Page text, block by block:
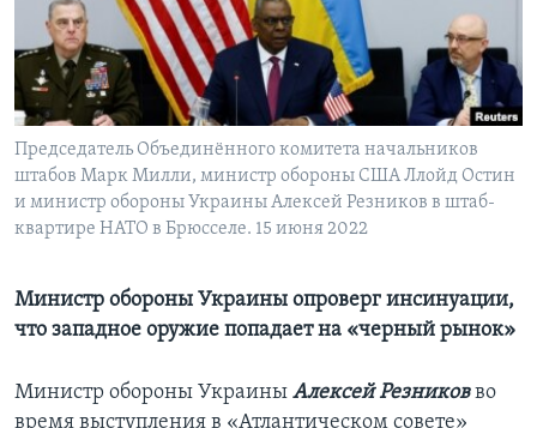
Learning English
СОЦИАЛЬНЫЕ СЕТИ
Языки
Председатель Объединённого комитета начальников
штабов Марк Милли, министр обороны США Ллойд Остин
и министр обороны Украины Алексей Резников в штаб-
квартире НАТО в Брюсселе. 15 июня 2022
Министр обороны Украины опроверг инсинуации,
что западное оружие попадает на «черный рынок»
Министр обороны Украины Алексей Резниковво
время выступления в «Атлантическом совете»